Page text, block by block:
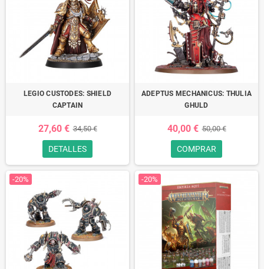
LEGIO CUSTODES: SHIELD
CAPTAIN
27,60 € 34,50 €
DETALLES
ADEPTUS MECHANICUS: THULIA
GHULD
40,00 € 50,00 €
COMPRAR
-20% -20%